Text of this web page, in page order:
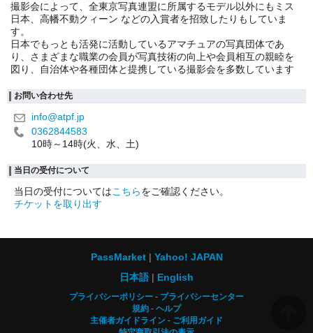
撮影会によって、全東京写真連盟に所属するモデル以外にもミス
日本、高幡不動クィーン などの入賞者を招致したりもしていま
す。
日本でもっとも活発に活動しているアマチュアの写真団体であ
り、さまざまな職業の会員が写真技術の向上や会員相互の親睦を
図り、自治体や各種団体と提携している撮影会を多数しています
お問い合わせ先
info@atpf.jp
0362844583
10時～14時(火、水、土)
当日の受付について
当日の受付についてはこちらをご確認ください。
チケットを取り出す
PassMarket
Yahoo! JAPAN
日本語
English
プライバシーポリシー
プライバシーセンター
規約
ヘルプ
主催者ガイドライン
ご利用ガイド